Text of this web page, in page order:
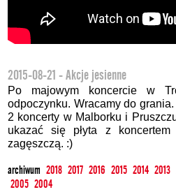
2015-08-21 - Akcje jesienne
Po majowym koncercie w
odpoczynku. Wracamy do
2 koncerty w Malborku i
ukazać się płyta z
zagęszczą. :)
archiwum 2018 2017 2016 2015 2014 2013
2005 2004